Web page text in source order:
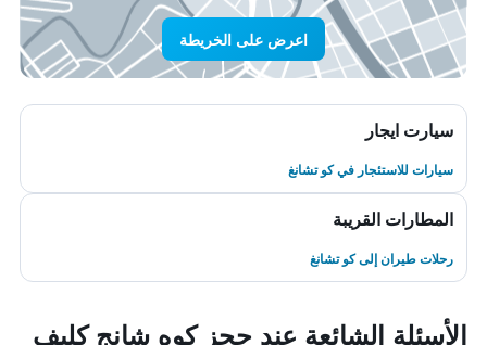
اعرض على الخريطة
سيارت ايجار
سيارات للاستئجار في كو تشانغ
المطارات القريبة
رحلات طيران إلى كو تشانغ
الأسئلة الشائعة عند حجز كوه شانج كليف